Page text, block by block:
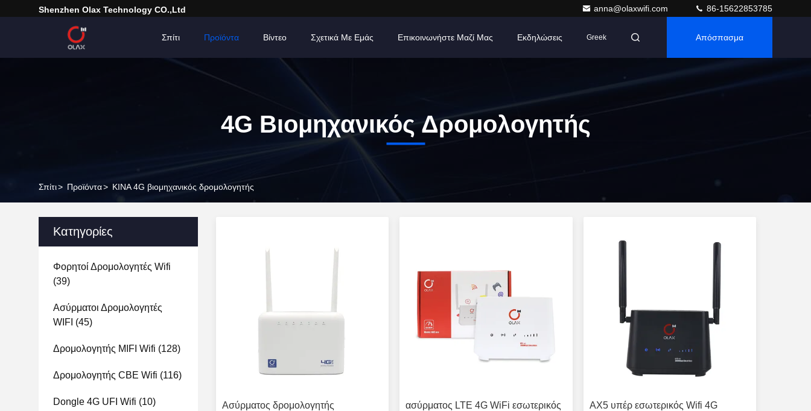
Shenzhen Olax Technology CO.,Ltd anna@olaxwifi.com 86-15622853785
Σπίτι Προϊόντα Βίντεο Σχετικά Με Εμάς Επικοινωνήστε Μαζί Μας Εκδηλώσεις Greek Απόσπασμα
4G Βιομηχανικός Δρομολογητής
Σπίτι> Προϊόντα> ΚΙΝΑ 4G βιομηχανικός δρομολογητής
Κατηγορίες
Φορητοί Δρομολογητές Wifi
(39)
Ασύρματοι Δρομολογητές
WIFI (45)
Δρομολογητής MIFI Wifi (128)
Δρομολογητής CBE Wifi (116)
Dongle 4G UFI Wifi (10)
Ασύρματος δρομολογητής
ασύρματος LTE 4G WiFi εσωτερικός
AX5 υπέρ εσωτερικός Wifi 4G